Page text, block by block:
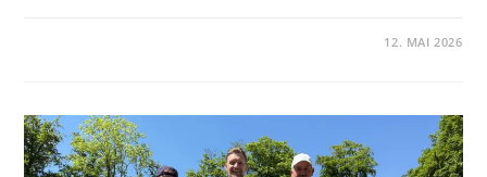
12. MAI 2026